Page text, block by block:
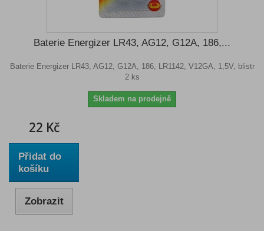
Baterie Energizer LR43, AG12, G12A, 186,...
Baterie Energizer LR43, AG12, G12A, 186, LR1142, V12GA, 1,5V, blistr
2 ks
Skladem na prodejně
22 Kč
Přidat do
košíku
Zobrazit